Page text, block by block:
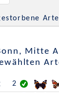
Mitte
2